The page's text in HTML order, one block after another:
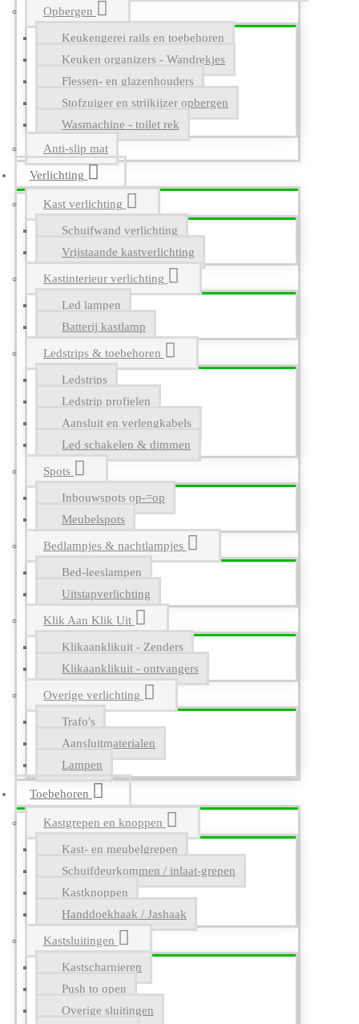
Opbergen
Keukengerei rails en toebehoren
Keuken organizers - Wandrekjes
Flessen- en glazenhouders
Stofzuiger en strijkijzer opbergen
Wasmachine - toilet rek
Anti-slip mat
Verlichting
Kast verlichting
Schuifwand verlichting
Vrijstaande kastverlichting
Kastinterieur verlichting
Led lampen
Batterij kastlamp
Ledstrips & toebehoren
Ledstrips
Ledstrip profielen
Aansluit en verlengkabels
Led schakelen & dimmen
Spots
Inbouwspots op-=op
Meubelspots
Bedlampjes & nachtlampjes
Bed-leeslampen
Uitstapverlichting
Klik Aan Klik Uit
Klikaanklikuit - Zenders
Klikaanklikuit - ontvangers
Overige verlichting
Trafo's
Aansluitmaterialen
Lampen
Toebehoren
Kastgrepen en knoppen
Kast- en meubelgrepen
Schuifdeurkommen / inlaat-grepen
Kastknoppen
Handdoekhaak / Jashaak
Kastsluitingen
Kastscharnieren
Push to open
Overige sluitingen